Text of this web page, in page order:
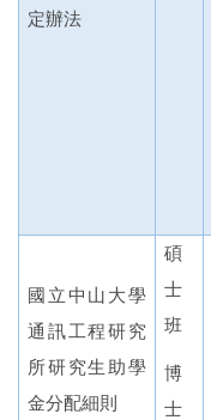
定辦法
國立中山大學
通訊工程研究
所研究生助學
金分配細則
碩
士
班
博
士